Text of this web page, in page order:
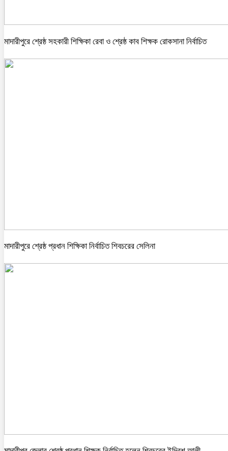
মাদারীপুরে শ্রেষ্ঠ সহকারী শিক্ষিকা রেবা ও শ্রেষ্ঠ কাব শিক্ষক রোকসানা নির্বাচিত
মাদারীপুরে শ্রেষ্ঠ প্রধান শিক্ষিকা নির্বাচিত শিবচরের সেলিনা